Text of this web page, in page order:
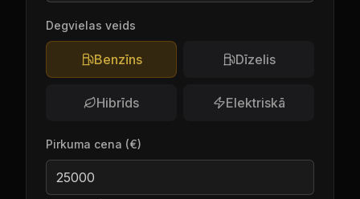
Degvielas veids
Benzīns Dīzelis
Hibrīds Elektriskā
Pirkuma cena (€)